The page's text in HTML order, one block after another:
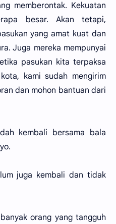
memberontak. Kekuatan
besar. Akan tetapi,
yang amat kuat dan
Juga mereka mempunyai
pasukan kita terpaksa
kami sudah mengirim
dan mohon bantuan dari
kembali bersama bala
juga kembali dan tidak
orang yang tangguh